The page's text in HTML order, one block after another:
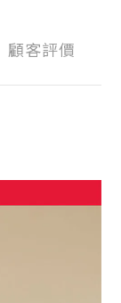
顧客評價